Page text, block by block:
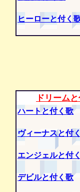
ヒーローと付く
ドリーム
ハートと付く歌
ヴィーナスと付
エンジェルと付
デビルと付く歌